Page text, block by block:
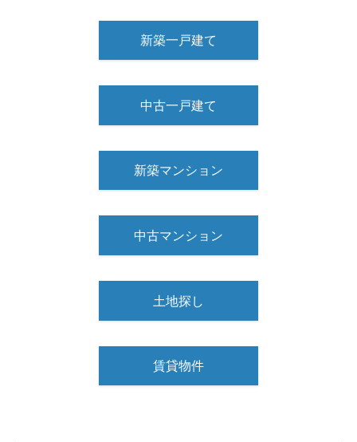
新築一戸建て
中古一戸建て
新築マンション
中古マンション
土地探し
賃貸物件